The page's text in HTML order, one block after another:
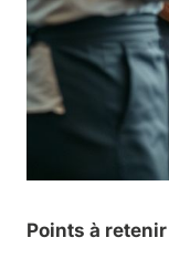
Points à retenir